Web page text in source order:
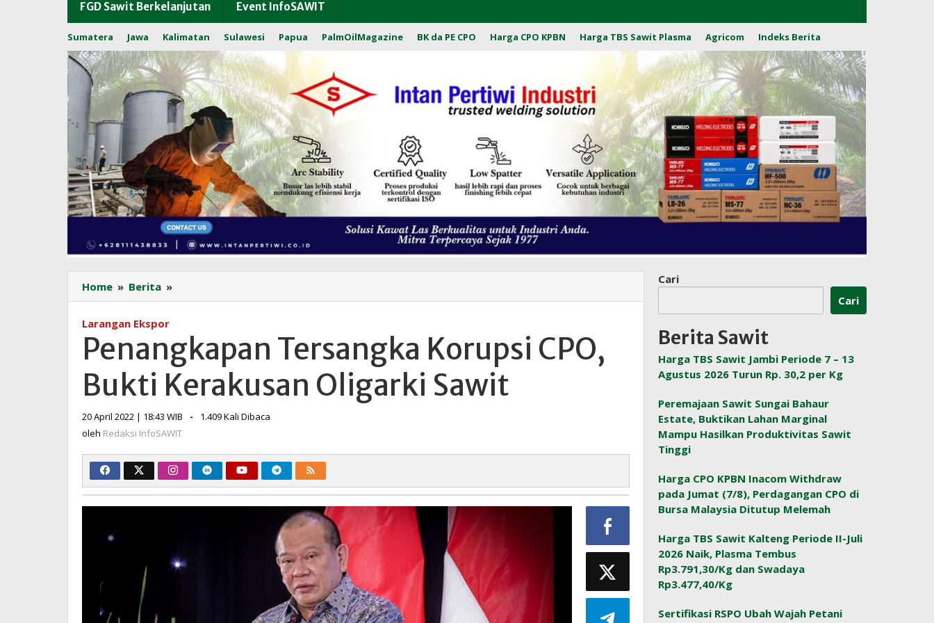
FGD Sawit Berkelanjutan Event InfoSAWIT
Sumatera Jawa Kalimatan Sulawesi Papua PalmOilMagazine BK da PE CPO Harga CPO KPBN Harga TBS Sawit Plasma Agricom Indeks Berita
Home » Berita »
Tersangka
Bukti
Kerakusan
Oligarki
Sawit
Larangan Ekspor
Penangkapan Tersangka Korupsi CPO,
Bukti Kerakusan Oligarki Sawit
20 April 2022 | 18:43 WIB
oleh
-
1.409 Kali Dibaca
oleh Redaksi InfoSAWIT
Cari
Cari
Berita Sawit
Harga TBS Sawit Jambi Periode 7 – 13
Agustus 2026 Turun Rp. 30,2 per Kg
Peremajaan Sawit Sungai Bahaur
Estate, Buktikan Lahan Marginal
Mampu Hasilkan Produktivitas Sawit
Tinggi
Harga CPO KPBN Inacom Withdraw
pada Jumat (7/8), Perdagangan CPO di
Bursa Malaysia Ditutup Melemah
Harga TBS Sawit Kalteng Periode II-Juli
2026 Naik, Plasma Tembus
Rp3.791,30/Kg dan Swadaya
Rp3.477,40/Kg
Sertifikasi RSPO Ubah Wajah Petani